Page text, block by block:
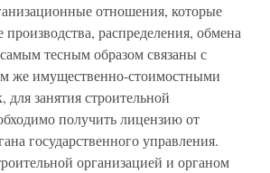
отношения, которые
распределения, обмена
тесным образом связаны с
же имущественно-стоимостными
занятия строительной
получить лицензию от
государственного управления.
организацией и органом